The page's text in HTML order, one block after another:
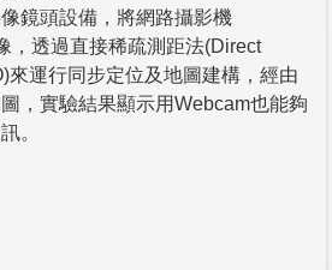
鏡頭設備，將網路攝影機
，透過直接稀疏測距法(Direct
來運行同步定位及地圖建構，經由
，實驗結果顯示用Webcam也能夠
。